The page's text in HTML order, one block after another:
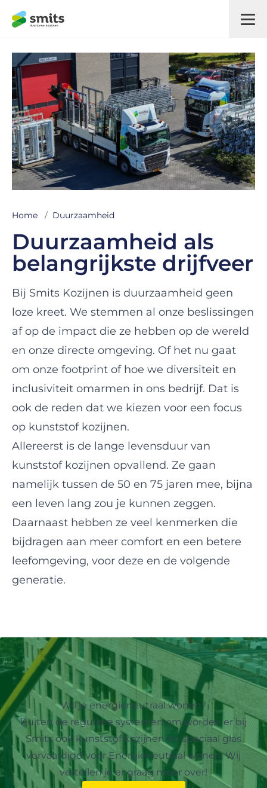
Home / Duurzaamheid
Duurzaamheid als
belangrijkste drijfveer
Bij Smits Kozijnen is duurzaamheid geen
loze kreet. We stemmen al onze beslissingen
af op de impact die ze hebben op de wereld
en onze directe omgeving. Of het nu gaat
om onze footprint of hoe we diversiteit en
inclusiviteit omarmen in ons bedrijf. Dat is
ook de reden dat we kiezen voor een focus
op kunststof kozijnen.
Allereerst is de lange levensduur van
kunststof kozijnen opvallend. Ze gaan
namelijk tussen de 50 en 75 jaren mee, bijna
een leven lang zou je kunnen zeggen.
Daarnaast hebben ze veel kenmerken die
bijdragen aan meer comfort en een betere
leefomgeving, voor deze en de volgende
generatie.
Wil je energieneutraal wonen?
Buiten de reguliere systemen om worden er bij
Smits ook kunststof kozijnen en speciaal glas
vervaardigd voor Energieneutraal wonen. Wij
vertellen je er graag meer over!